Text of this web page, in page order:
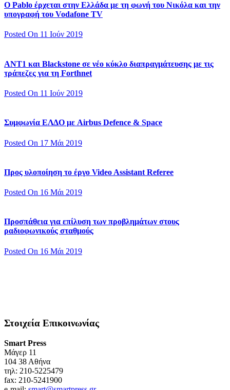
Ο Pablo έρχεται στην Ελλάδα με τη φωνή του Νικόλα και την
υπογραφή του Vodafone TV
Posted On 11 Ιούν 2019
ΑΝΤ1 και Blackstone σε νέο κύκλο διαπραγμάτευσης με τις
τράπεζες για τη Forthnet
Posted On 11 Ιούν 2019
Συμφωνία ΕΛΔΟ με Airbus Defence & Space
Posted On 17 Μάι 2019
Προς υλοποίηση το έργο Video Assistant Referee
Posted On 16 Μάι 2019
Προσπάθεια για επίλυση των προβλημάτων στους
ραδιοφωνικούς σταθμούς
Posted On 16 Μάι 2019
Στοιχεία Επικοινωνίας
Smart Press
Mάγερ 11
104 38 Αθήνα
τηλ: 210-5225479
fax: 210-5241900